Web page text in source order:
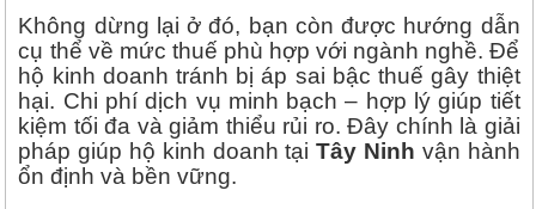
Không dừng lại ở đó, bạn còn được hướng dẫn
cụ thể về mức thuế phù hợp với ngành nghề. Để
hộ kinh doanh tránh bị áp sai bậc thuế gây thiệt
hại. Chi phí dịch vụ minh bạch – hợp lý giúp tiết
kiệm tối đa và giảm thiểu rủi ro. Đây chính là giải
pháp giúp hộ kinh doanh tạiTây Ninh vận hành
ổn định và bền vững.